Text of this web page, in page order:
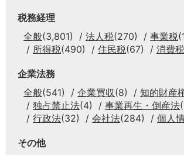
税務経理
全般(3,801) 法人税(270) 事業税
所得税(490) 住民税(67) 消費税
企業法務
全般(541) 企業買収(8) 知的財産
独占禁止法(4) 事業再生・倒産法
行政法(32) 会社法(284) 個人
その他